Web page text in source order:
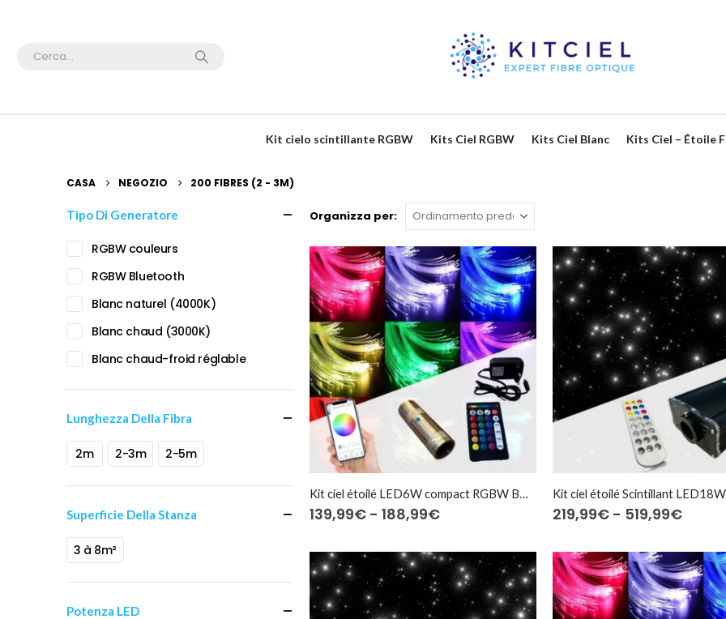
Kit cielo scintillante RGBW Kits Ciel RGBW Kits Ciel Blanc Kits Ciel – Étoile
CASA NEGOZIO 200 FIBRES (2 - 3M)
Organizza per:
Kit ciel étoilé LED6W compact RGBW BT⎜200 à 600 fibres optiques
139,99€ - 188,99€Fascia
da
139,99€
a
188,99€
219,99€ - 519,99€Fascia
da
a
Tipo Di Generatore
RGBW couleurs
RGBW Bluetooth
Blanc naturel (4000K)
Blanc chaud (3000K)
Blanc chaud-froid réglable
Lunghezza Della Fibra
2m 2-3m 2-5m
Superficie Della Stanza
3 à 8m²
Potenza LED